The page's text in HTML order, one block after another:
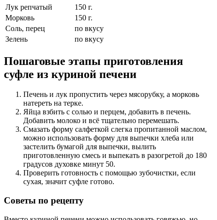
Лук репчатый
150 г.
Морковь
150 г.
Соль, перец
по вкусу
Зелень
по вкусу
Пошаговые этапы приготовления
суфле из куриной печени
Печень и лук пропустить через мясорубку, а морковь
натереть на терке.
Яйца взбить с солью и перцем, добавить в печень.
Добавить молоко и всё тщательно перемешать.
Смазать форму салфеткой слегка пропитанной маслом,
можно использовать форму для выпечки хлеба или
застелить бумагой для выпечки, вылить
приготовленную смесь и выпекать в разогретой до 180
градусов духовке минут 50.
Проверить готовность с помощью зубочистки, если
сухая, значит суфле готово.
Советы по рецепту